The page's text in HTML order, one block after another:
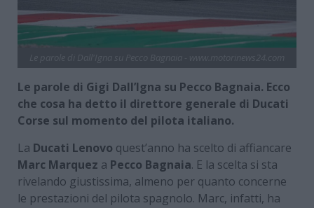
Le parole di Gigi Dall’Igna su Pecco Bagnaia. Ecco
che cosa ha detto il direttore generale di Ducati
Corse sul momento del pilota italiano.
La Ducati Lenovo quest’anno ha scelto di affiancare
Marc Marquez a Pecco Bagnaia. E la scelta si sta
rivelando giustissima, almeno per quanto concerne
le prestazioni del pilota spagnolo. Marc, infatti, ha